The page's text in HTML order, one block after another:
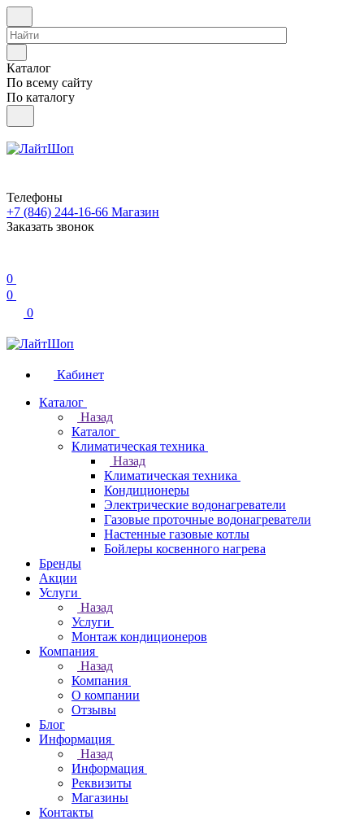
Каталог
По всему сайту
По каталогу
Телефоны
+7 (846) 244-16-66 Магазин
Заказать звонок
0
0
0
Кабинет
Каталог
Назад
Каталог
Климатическая техника
Назад
Климатическая техника
Кондиционеры
Электрические водонагреватели
Газовые проточные водонагреватели
Настенные газовые котлы
Бойлеры косвенного нагрева
Бренды
Акции
Услуги
Назад
Услуги
Монтаж кондиционеров
Компания
Назад
Компания
О компании
Отзывы
Блог
Информация
Назад
Информация
Реквизиты
Магазины
Контакты